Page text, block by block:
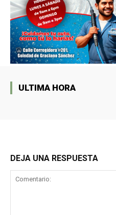
ULTIMA HORA
DEJA UNA RESPUESTA